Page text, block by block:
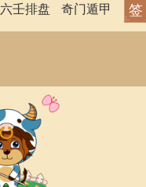
六壬排盘 奇门遁甲
签